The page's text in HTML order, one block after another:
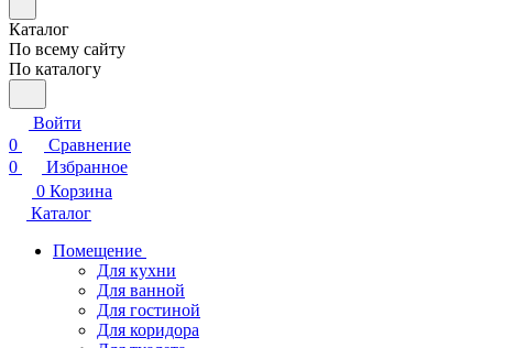
Каталог
По всему сайту
По каталогу
Войти
0
Сравнение
0
Избранное
0 Корзина
Каталог
Помещение
Для кухни
Для ванной
Для гостиной
Для коридора